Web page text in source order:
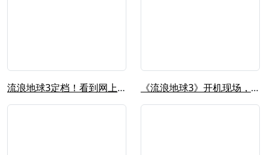
流浪地球3定档！看到网上的争论，我想... 《流浪地球3》开机现场，郭帆、吴京、...